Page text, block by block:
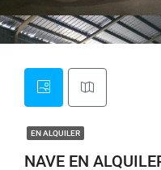
EN ALQUILER
NAVE EN